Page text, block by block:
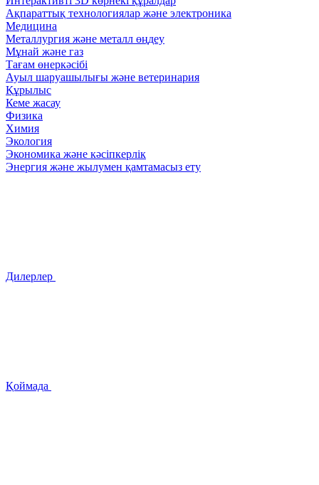
Ақпараттық технологиялар және электроника
Медицина
Металлургия және металл өңдеу
Мұнай және газ
Тағам өнеркәсібі
Ауыл шаруашылығы және ветеринария
Құрылыс
Кеме жасау
Физика
Химия
Экология
Экономика және кәсіпкерлік
Энергия және жылумен қамтамасыз ету
Дилерлер
Қоймада